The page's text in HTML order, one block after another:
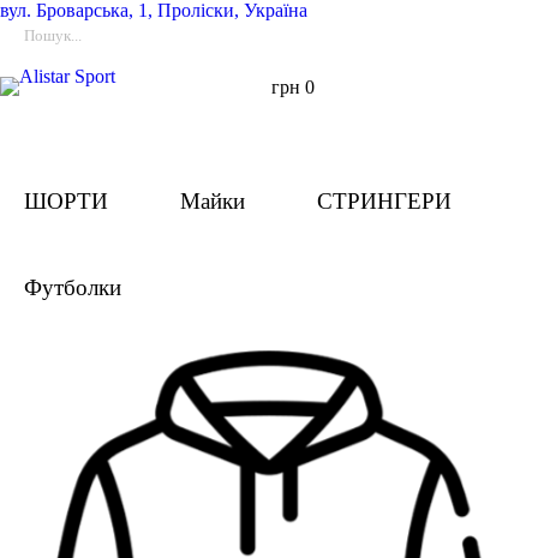
вул. Броварська, 1, Проліски, Україна
грн 0
ШОРТИ Майки СТРИНГЕРИ
Футболки